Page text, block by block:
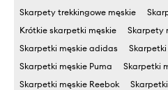
Skarpety trekkingowe męskie
Krótkie skarpetki męskie
Skarpety
Skarpetki męskie adidas
Skarpetki męskie Puma
Skarpetki
Skarpetki męskie Reebok